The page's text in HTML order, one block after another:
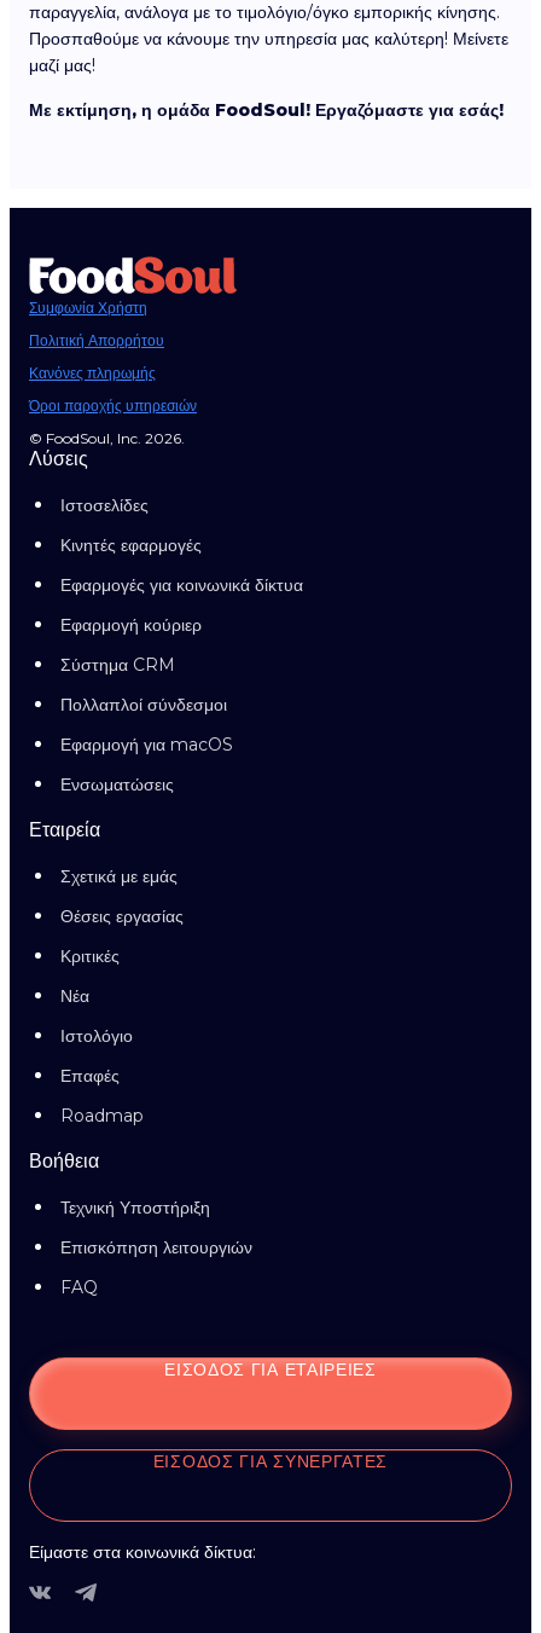
παραγγελία, ανάλογα με το τιμολόγιο/όγκο εμπορικής κίνησης.
Προσπαθούμε να κάνουμε την υπηρεσία μας καλύτερη! Μείνετε
μαζί μας!
Με εκτίμηση, η ομάδα FoodSoul! Εργαζόμαστε για εσάς!
Συμφωνία Χρήστη
Πολιτική Απορρήτου
Κανόνες πληρωμής
Όροι παροχής υπηρεσιών
© FoodSoul, Inc. 2026.
Λύσεις
Ιστοσελίδες
Κινητές εφαρμογές
Εφαρμογές για κοινωνικά δίκτυα
Εφαρμογή κούριερ
Σύστημα CRM
Πολλαπλοί σύνδεσμοι
Εφαρμογή για macOS
Ενσωματώσεις
Εταιρεία
Σχετικά με εμάς
Θέσεις εργασίας
Κριτικές
Νέα
Ιστολόγιο
Επαφές
Roadmap
Βοήθεια
Τεχνική Υποστήριξη
Επισκόπηση λειτουργιών
FAQ
ΕΊΣΟΔΟΣ ΓΙΑ ΕΤΑΙΡΕΊΕΣ
ΕΊΣΟΔΟΣ ΓΙΑ ΣΥΝΕΡΓΆΤΕΣ
Είμαστε στα κοινωνικά δίκτυα: